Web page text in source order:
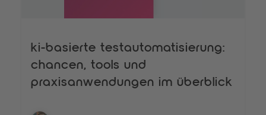
ki-basierte testautomatisierung:
chancen, tools und
praxisanwendungen im überblick